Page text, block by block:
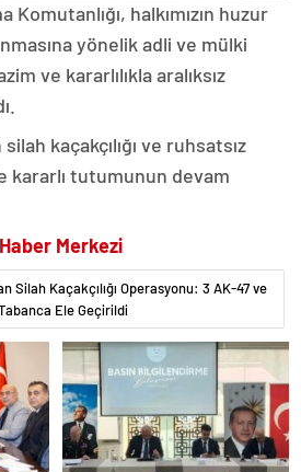
Komutanlığı, halkımızın huzur
yönelik adli ve mülki
ve kararlılıkla aralıksız
kaçakçılığı ve ruhsatsız
kararlı tutumunun devam
Merkezi
Silah Kaçakçılığı Operasyonu: 3 AK-47 ve
Ele Geçirildi